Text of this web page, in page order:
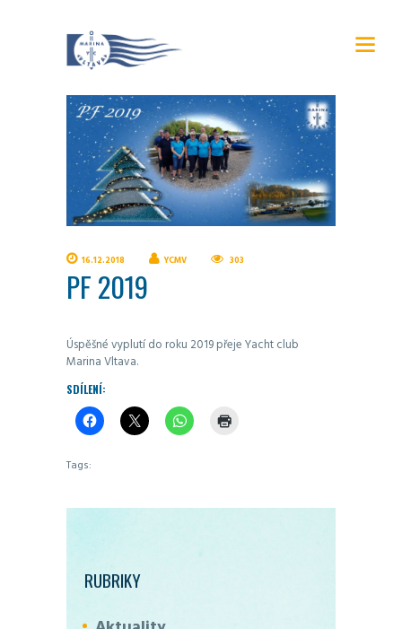
16.12.2018 YCMV 303
PF 2019
Úspěšné vyplutí do roku 2019 přeje Yacht club
Marina Vltava.
SDÍLENÍ:
Tags:
RUBRIKY